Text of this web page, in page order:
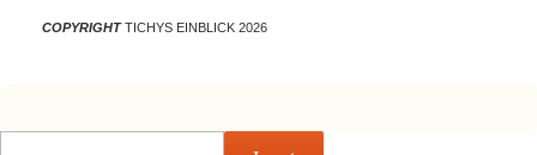
COPYRIGHTTICHYS EINBLICK 2026